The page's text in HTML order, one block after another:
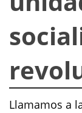
Llamamos a